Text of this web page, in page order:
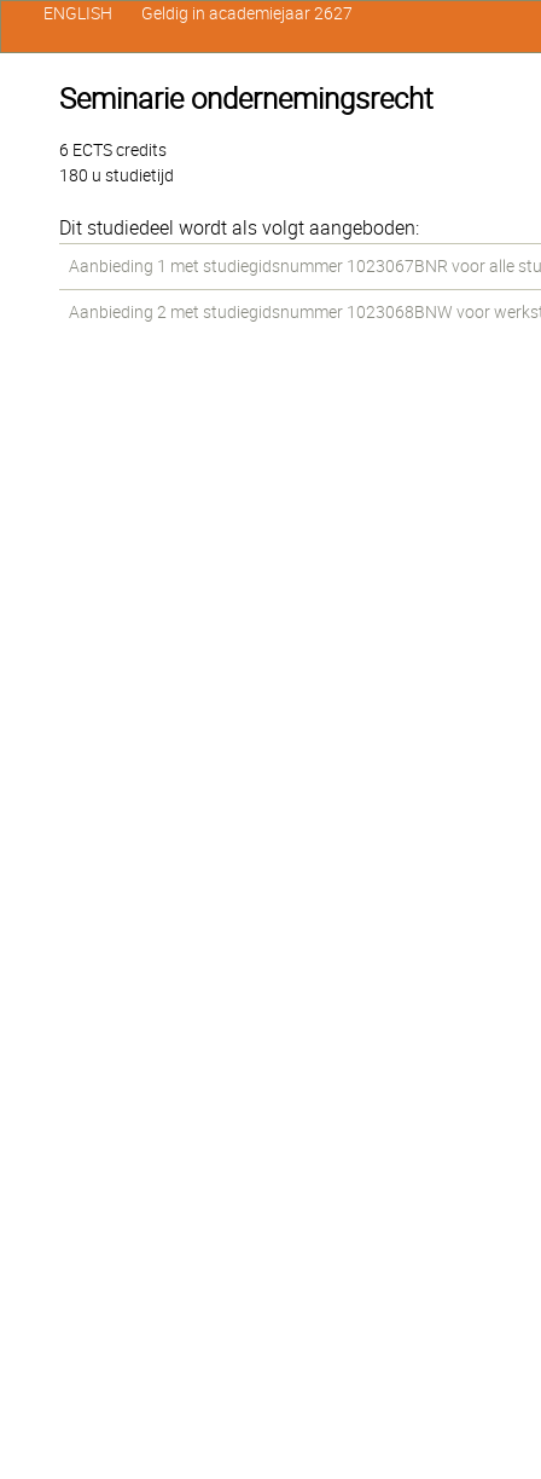
Seminarie ondernemingsrecht
6 ECTS credits
180 u studietijd
Dit studiedeel wordt als volgt aangeboden:
Aanbieding 1 met studiegidsnummer 1023067BNR voor alle
Aanbieding 2 met studiegidsnummer 1023068BNW voor
ENGLISH Geldig in academiejaar 2627